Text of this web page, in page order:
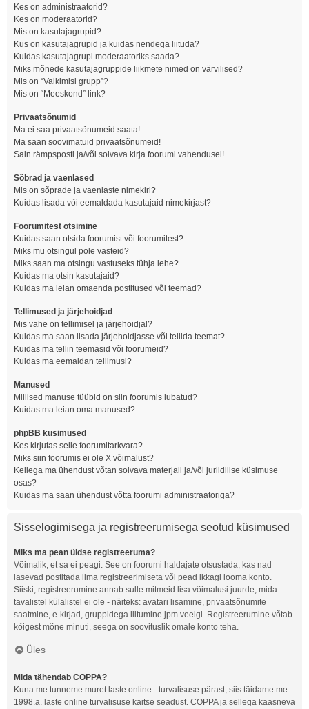
Kes on administraatorid?
Kes on moderaatorid?
Mis on kasutajagrupid?
Kus on kasutajagrupid ja kuidas nendega liituda?
Kuidas kasutajagrupi moderaatoriks saada?
Miks mõnede kasutajagruppide liikmete nimed on värvilised?
Mis on “Vaikimisi grupp”?
Mis on “Meeskond” link?
Privaatsõnumid
Ma ei saa privaatsõnumeid saata!
Ma saan soovimatuid privaatsõnumeid!
Sain rämpsposti ja/või solvava kirja foorumi vahendusel!
Sõbrad ja vaenlased
Mis on sõprade ja vaenlaste nimekiri?
Kuidas lisada või eemaldada kasutajaid nimekirjast?
Foorumitest otsimine
Kuidas saan otsida foorumist või foorumitest?
Miks mu otsingul pole vasteid?
Miks saan ma otsingu vastuseks tühja lehe?
Kuidas ma otsin kasutajaid?
Kuidas ma leian omaenda postitused või teemad?
Tellimused ja järjehoidjad
Mis vahe on tellimisel ja järjehoidjal?
Kuidas ma saan lisada järjehoidjasse või tellida teemat?
Kuidas ma tellin teemasid või foorumeid?
Kuidas ma eemaldan tellimusi?
Manused
Millised manuse tüübid on siin foorumis lubatud?
Kuidas ma leian oma manused?
phpBB küsimused
Kes kirjutas selle foorumitarkvara?
Miks siin foorumis ei ole X võimalust?
Kellega ma ühendust võtan solvava materjali ja/või juriidilise küsimuse
osas?
Kuidas ma saan ühendust võtta foorumi administraatoriga?
Sisselogimisega ja registreerumisega seotud küsimused
Miks ma pean üldse registreeruma?
Võimalik, et sa ei peagi. See on foorumi haldajate otsustada, kas nad
lasevad postitada ilma registreerimiseta või pead ikkagi looma konto.
Siiski; registreerumine annab sulle mitmeid lisa võimalusi juurde, mida
tavalistel külalistel ei ole - näiteks: avatari lisamine, privaatsõnumite
saatmine, e-kirjad, gruppidega liitumine jpm veelgi. Registreerumine võtab
kõigest mõne minuti, seega on soovituslik omale konto teha.
Üles
Mida tähendab COPPA?
Kuna me tunneme muret laste online - turvalisuse pärast, siis täidame me
1998.a. laste online turvalisuse kaitse seadust. COPPA ja sellega kaasneva